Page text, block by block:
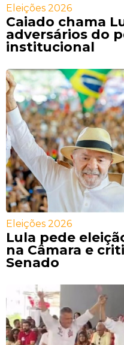
Eleições 2026
Caiado chama
adversários do
institucional
Eleições 2026
Lula pede
na Câmara e
Senado